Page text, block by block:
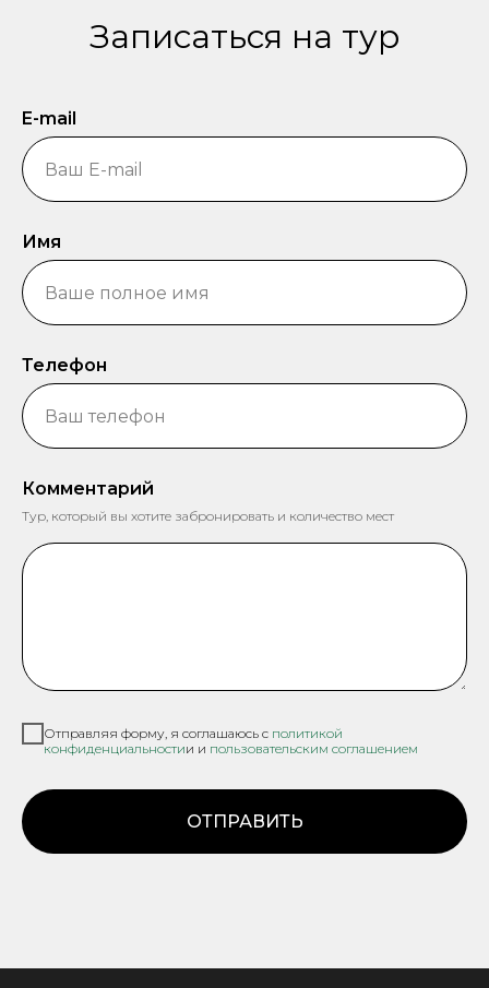
Записаться на тур
E-mail
Имя
Телефон
Комментарий
Тур, который вы хотите забронировать и количество мест
Отправляя форму, я соглашаюсь с политикой
конфиденциальностии и пользовательским соглашением
ОТПРАВИТЬ